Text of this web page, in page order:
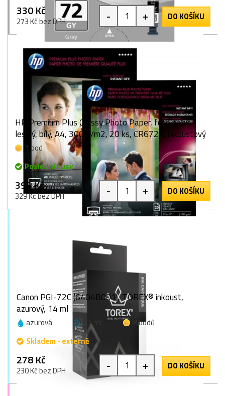
330 Kč
273 Kč bez DPH - + DO KOŠÍKU
HP Premium Plus Glossy Photo Paper, foto papír,
lesklý, bílý, A4, 300 g/m2, 20 ks, CR672A, inkoustový
1 bod
Poslední kusy
398 Kč
329 Kč bez DPH - + DO KOŠÍKU
Canon PGI-72C (6404B001), TOREX® inkoust,
azurový, 14 ml
azurová 14 ml
8 bodů
Skladem - externě
278 Kč
230 Kč bez DPH - + DO KOŠÍKU